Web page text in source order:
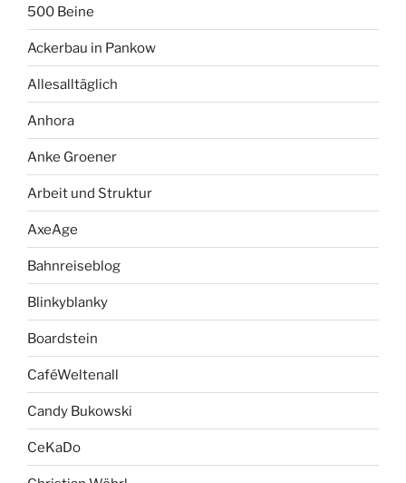
500 Beine
Ackerbau in Pankow
Allesalltäglich
Anhora
Anke Groener
Arbeit und Struktur
AxeAge
Bahnreiseblog
Blinkyblanky
Boardstein
CaféWeltenall
Candy Bukowski
CeKaDo